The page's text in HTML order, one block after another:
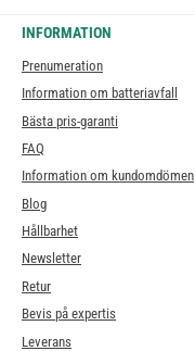
INFORMATION
Prenumeration
Information om batteriavfall
Bästa pris-garanti
FAQ
Information om kundomdömen
Blog
Hållbarhet
Newsletter
Retur
Bevis på expertis
Leverans